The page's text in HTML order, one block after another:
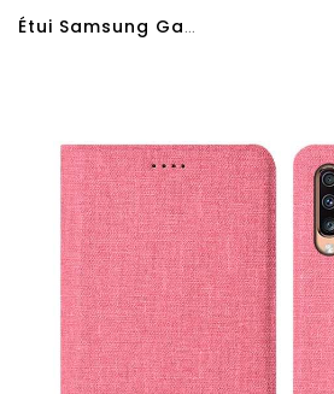
Étui Samsung Galaxy A70s Fluide Doux Protection Incassable Violet Coque Fleur